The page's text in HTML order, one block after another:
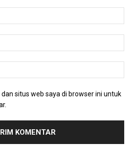
situs web saya di browser ini untuk